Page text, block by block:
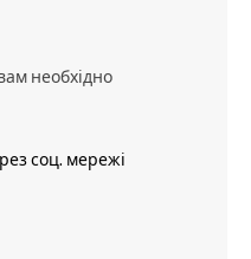
необхідно
соц. мережі